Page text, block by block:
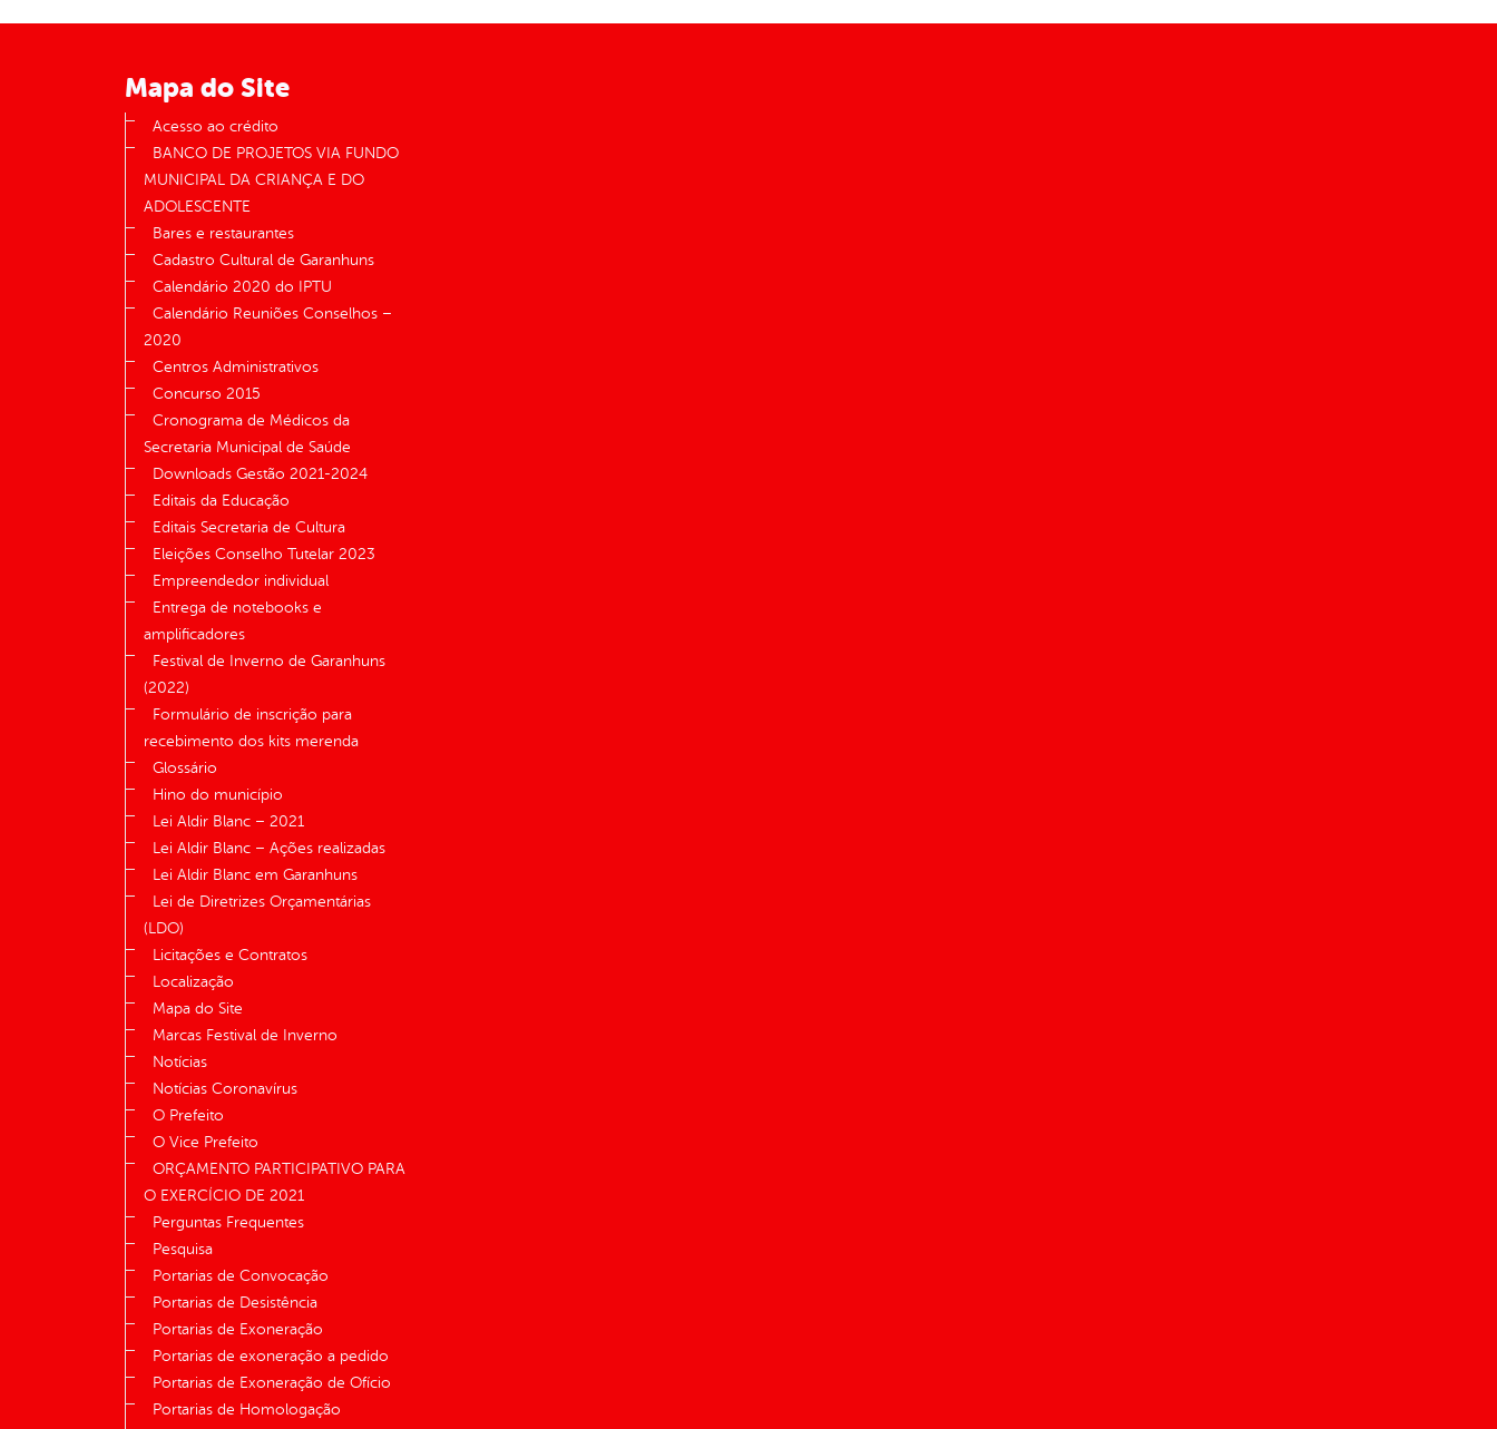
Mapa do Site
Acesso ao crédito
BANCO DE PROJETOS VIA FUNDO
MUNICIPAL DA CRIANÇA E DO
ADOLESCENTE
Bares e restaurantes
Cadastro Cultural de Garanhuns
Calendário 2020 do IPTU
Calendário Reuniões Conselhos –
2020
Centros Administrativos
Concurso 2015
Cronograma de Médicos da
Secretaria Municipal de Saúde
Downloads Gestão 2021-2024
Editais da Educação
Editais Secretaria de Cultura
Eleições Conselho Tutelar 2023
Empreendedor individual
Entrega de notebooks e
amplificadores
Festival de Inverno de Garanhuns
(2022)
Formulário de inscrição para
recebimento dos kits merenda
Glossário
Hino do município
Lei Aldir Blanc – 2021
Lei Aldir Blanc – Ações realizadas
Lei Aldir Blanc em Garanhuns
Lei de Diretrizes Orçamentárias
(LDO)
Licitações e Contratos
Localização
Mapa do Site
Marcas Festival de Inverno
Notícias
Notícias Coronavírus
O Prefeito
O Vice Prefeito
ORÇAMENTO PARTICIPATIVO PARA
O EXERCÍCIO DE 2021
Perguntas Frequentes
Pesquisa
Portarias de Convocação
Portarias de Desistência
Portarias de Exoneração
Portarias de exoneração a pedido
Portarias de Exoneração de Ofício
Portarias de Homologação